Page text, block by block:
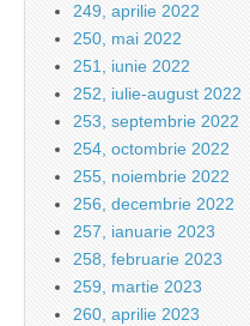
249, aprilie 2022
250, mai 2022
251, iunie 2022
252, iulie-august 2022
253, septembrie 2022
254, octombrie 2022
255, noiembrie 2022
256, decembrie 2022
257, ianuarie 2023
258, februarie 2023
259, martie 2023
260, aprilie 2023